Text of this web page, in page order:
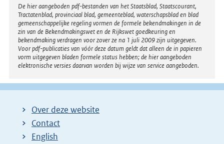
k
:
Disclaimer
De hier aangeboden pdf-bestanden van het Staatsblad, Staatscourant,
Tractatenblad, provinciaal blad, gemeenteblad, waterschapsblad en blad
gemeenschappelijke regeling vormen de formele bekendmakingen in de
zin van de Bekendmakingswet en de Rijkswet goedkeuring en
bekendmaking verdragen voor zover ze na 1 juli 2009 zijn uitgegeven.
Voor pdf-publicaties van vóór deze datum geldt dat alleen de in papieren
vorm uitgegeven bladen formele status hebben; de hier aangeboden
elektronische versies daarvan worden bij wijze van service aangeboden.
Over deze website
Contact
English